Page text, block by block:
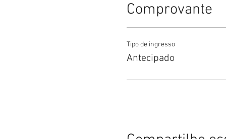
Comprovante
Tipo de ingresso
Antecipado